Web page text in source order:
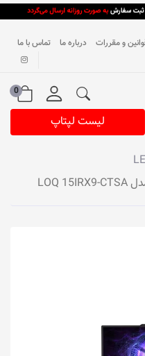
و مقررات درباره ما تماس با ما
0
لیست لپتاپ